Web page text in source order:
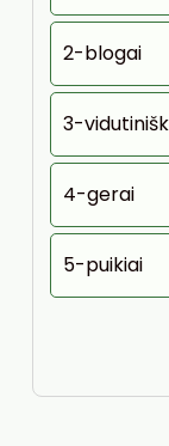
2-blogai
3-
4-gerai
5-puikiai